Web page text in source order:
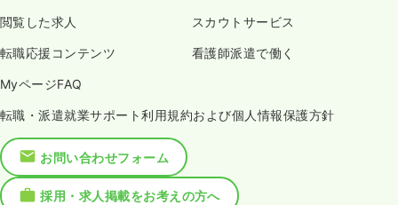
閲覧した求人 スカウトサービス
転職応援コンテンツ 看護師派遣で働く
MyページFAQ
転職・派遣就業サポート利用規約および個人情報保護方針
お問い合わせフォーム
採用・求人掲載をお考えの方へ